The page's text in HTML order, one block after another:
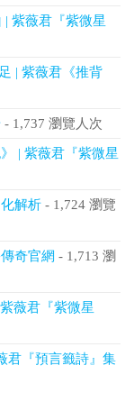
紫薇君『紫微星
| 紫薇君《推背
- 1,737 瀏覽人次
| 紫薇君『紫微星
解析 - 1,724 瀏覽
奇官網 - 1,713 瀏
薇君『紫微星
君『預言籤詩』集